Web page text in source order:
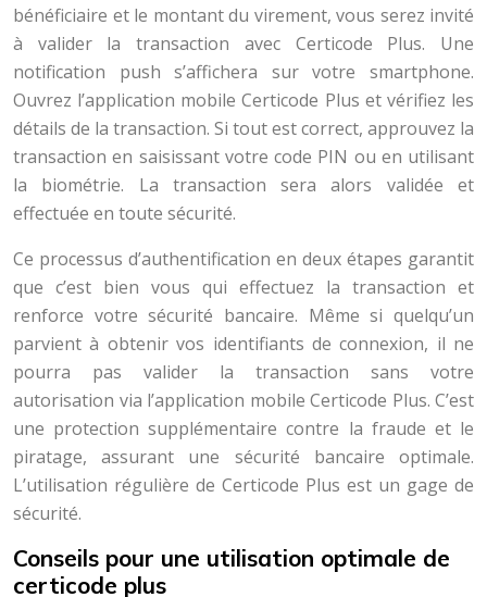
bénéficiaire et le montant du virement, vous serez invité
à valider la transaction avec Certicode Plus. Une
notification push s’affichera sur votre smartphone.
Ouvrez l’application mobile Certicode Plus et vérifiez les
détails de la transaction. Si tout est correct, approuvez la
transaction en saisissant votre code PIN ou en utilisant
la biométrie. La transaction sera alors validée et
effectuée en toute sécurité.
Ce processus d’authentification en deux étapes garantit
que c’est bien vous qui effectuez la transaction et
renforce votre sécurité bancaire. Même si quelqu’un
parvient à obtenir vos identifiants de connexion, il ne
pourra pas valider la transaction sans votre
autorisation via l’application mobile Certicode Plus. C’est
une protection supplémentaire contre la fraude et le
piratage, assurant une sécurité bancaire optimale.
L’utilisation régulière de Certicode Plus est un gage de
sécurité.
Conseils pour une utilisation optimale de
certicode plus